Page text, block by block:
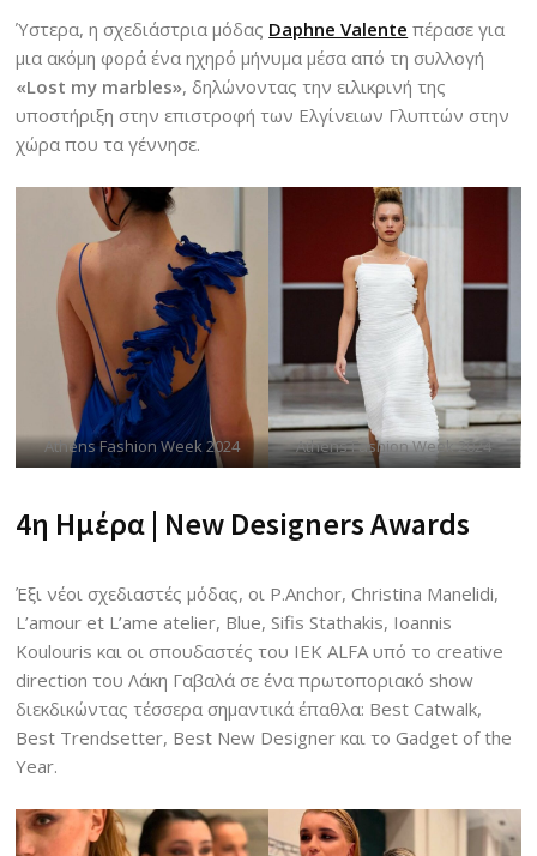
Ύστερα, η σχεδιάστρια μόδας Daphne Valente πέρασε για
μια ακόμη φορά ένα ηχηρό μήνυμα μέσα από τη συλλογή
«Lost my marbles», δηλώνοντας την ειλικρινή της
υποστήριξη στην επιστροφή των Ελγίνειων Γλυπτών στην
χώρα που τα γέννησε.
Athens Fashion Week 2024 Athens Fashion Week 2024
4η Ημέρα | New Designers Awards
Έξι νέοι σχεδιαστές μόδας, οι P.Anchor, Christina Manelidi,
L’amour et L’ame atelier, Blue, Sifis Stathakis, Ioannis
Koulouris και οι σπουδαστές του ΙΕΚ ALFA υπό το creative
direction του Λάκη Γαβαλά σε ένα πρωτοποριακό show
διεκδικώντας τέσσερα σημαντικά έπαθλα: Best Catwalk,
Best Trendsetter, Best New Designer και το Gadget of the
Year.